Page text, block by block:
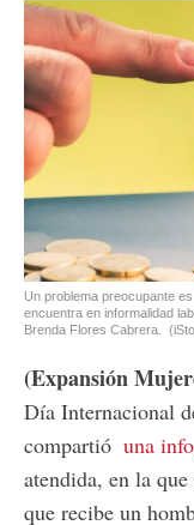
Un problema preocupante
encuentra en informalidad
Brenda Flores Cabrera.
(Expansión
Día Internacional
compartió una
atendida, en la
que recibe un